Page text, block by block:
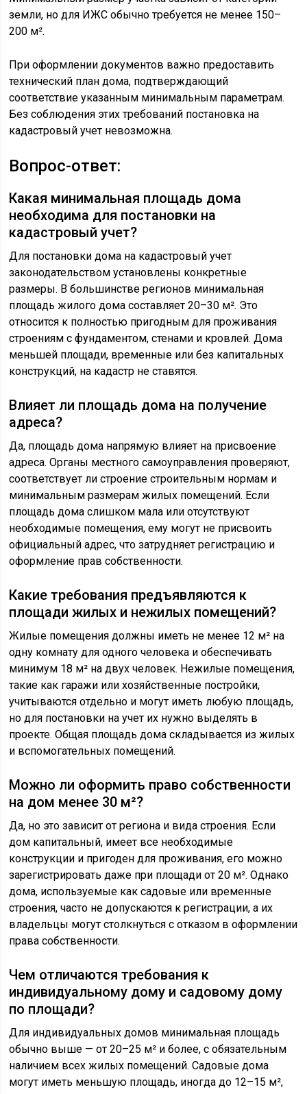
земли, но для ИЖС обычно требуется не менее 150–
200 м².
При оформлении документов важно предоставить
технический план дома, подтверждающий
соответствие указанным минимальным параметрам.
Без соблюдения этих требований постановка на
кадастровый учет невозможна.
Вопрос-ответ:
Какая минимальная площадь дома
необходима для постановки на
кадастровый учет?
Для постановки дома на кадастровый учет
законодательством установлены конкретные
размеры. В большинстве регионов минимальная
площадь жилого дома составляет 20–30 м². Это
относится к полностью пригодным для проживания
строениям с фундаментом, стенами и кровлей. Дома
меньшей площади, временные или без капитальных
конструкций, на кадастр не ставятся.
Влияет ли площадь дома на получение
адреса?
Да, площадь дома напрямую влияет на присвоение
адреса. Органы местного самоуправления проверяют,
соответствует ли строение строительным нормам и
минимальным размерам жилых помещений. Если
площадь дома слишком мала или отсутствуют
необходимые помещения, ему могут не присвоить
официальный адрес, что затрудняет регистрацию и
оформление прав собственности.
Какие требования предъявляются к
площади жилых и нежилых помещений?
Жилые помещения должны иметь не менее 12 м² на
одну комнату для одного человека и обеспечивать
минимум 18 м² на двух человек. Нежилые помещения,
такие как гаражи или хозяйственные постройки,
учитываются отдельно и могут иметь любую площадь,
но для постановки на учет их нужно выделять в
проекте. Общая площадь дома складывается из жилых
и вспомогательных помещений.
Можно ли оформить право собственности
на дом менее 30 м²?
Да, но это зависит от региона и вида строения. Если
дом капитальный, имеет все необходимые
конструкции и пригоден для проживания, его можно
зарегистрировать даже при площади от 20 м². Однако
дома, используемые как садовые или временные
строения, часто не допускаются к регистрации, а их
владельцы могут столкнуться с отказом в оформлении
права собственности.
Чем отличаются требования к
индивидуальному дому и садовому дому
по площади?
Для индивидуальных домов минимальная площадь
обычно выше — от 20–25 м² и более, с обязательным
наличием всех жилых помещений. Садовые дома
могут иметь меньшую площадь, иногда до 12–15 м²,